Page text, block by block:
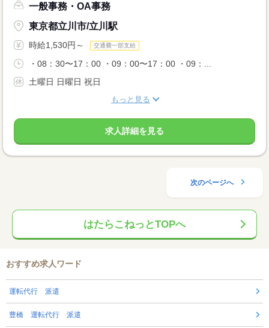
一般事務・OA事務
東京都立川市/立川駅
時給1,530円～ 交通費一部支給
・08：30〜17：00 ・09：00〜17：00 ・09：...
土曜日 日曜日 祝日
もっと見る
求人詳細を見る
次のページへ
はたらこねっとTOPへ
おすすめ求人ワード
運転代行 派遣
豊橋 運転代行 派遣